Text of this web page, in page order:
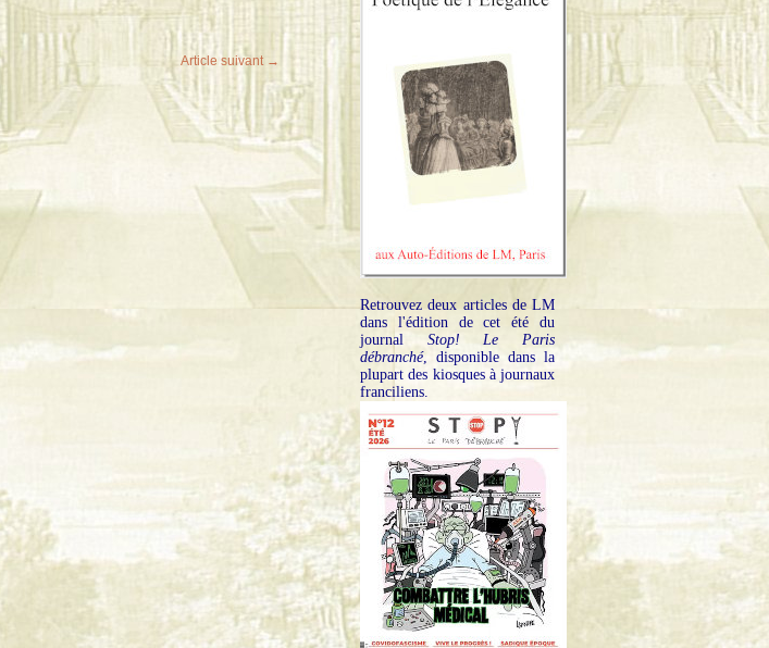
Article suivant →
Retrouvez deux articles de LM
dans l'édition de cet été du
journal Stop! Le Paris
débranché, disponible dans la
plupart des kiosques à journaux
franciliens.